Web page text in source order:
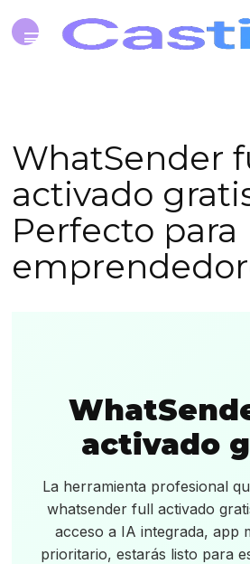
WhatSender
activado
Perfecto para
activado
La herramienta profesional
whatsender full activado
acceso a IA integrada, app
prioritario, estarás listo para